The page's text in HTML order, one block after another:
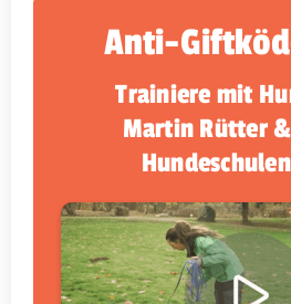
Anti-
Trainiere mit
Martin Rütter